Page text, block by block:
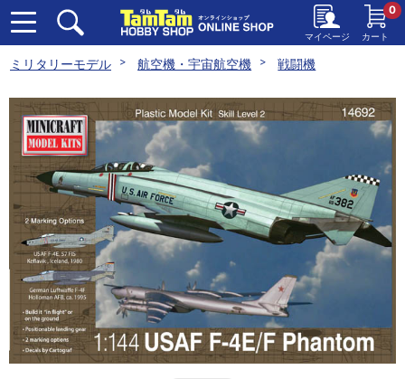
マイページ カート
0
ミリタリーモデル 航空機・宇宙航空機 戦闘機